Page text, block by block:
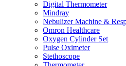
Digital Thermometer
Mindray
Nebulizer Machine &
Omron Healthcare
Oxygen Cylinder Set
Pulse Oximeter
Stethoscope